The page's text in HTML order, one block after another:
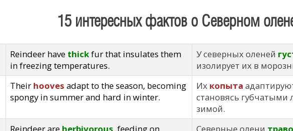
15 интересных фактов о Северном
Reindeer have thickfur that insulates them
in freezing temperatures.
У северных оленей
изолирует их в
Their hooves adapt to the season, becoming
spongy in summer and hard in winter.
Их копыта
становясь
зимой.